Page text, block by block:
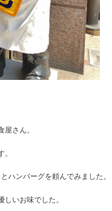
さん。
ハンバーグを頼んでみました。
いお味でした。